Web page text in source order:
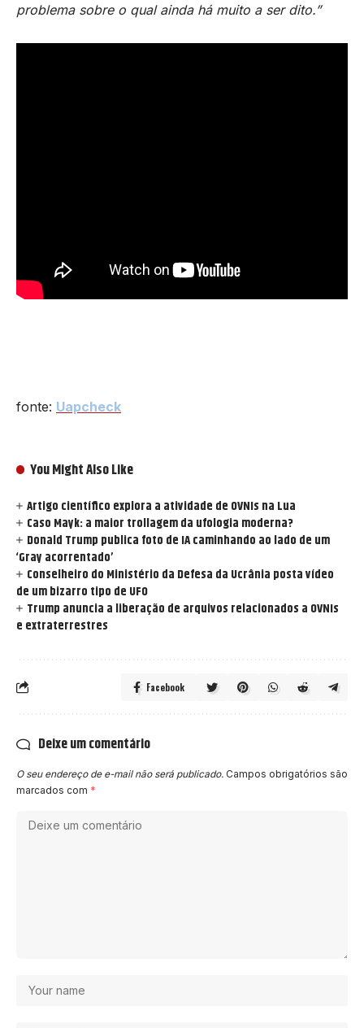
problema sobre o qual ainda há muito a ser dito.”
fonte: Uapcheck
You Might Also Like
Artigo científico explora a atividade de OVNIs na Lua
Caso Mayk: a maior trollagem da ufologia moderna?
Donald Trump publica foto de IA caminhando ao lado de um
‘Gray acorrentado’
Conselheiro do Ministério da Defesa da Ucrânia posta vídeo
de um bizarro tipo de UFO
Trump anuncia a liberação de arquivos relacionados a OVNIs
e extraterrestres
Facebook
Deixe um comentário
O seu endereço de e-mail não será publicado. Campos obrigatórios são
marcados com *